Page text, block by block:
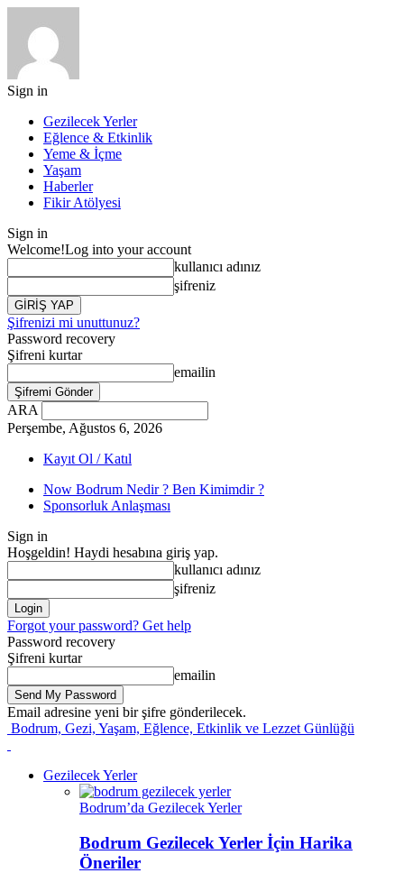
Sign in
Gezilecek Yerler
Eğlence & Etkinlik
Yeme & İçme
Yaşam
Haberler
Fikir Atölyesi
Sign in
Welcome!Log into your account
kullanıcı adınız
şifreniz
Şifrenizi mi unuttunuz?
Password recovery
Şifreni kurtar
emailin
ARA
Perşembe, Ağustos 6, 2026
Kayıt Ol / Katıl
Now Bodrum Nedir ? Ben Kimimdir ?
Sponsorluk Anlaşması
Sign in
Hoşgeldin! Haydi hesabına giriş yap.
kullanıcı adınız
şifreniz
Forgot your password? Get help
Password recovery
Şifreni kurtar
emailin
Email adresine yeni bir şifre gönderilecek.
Bodrum, Gezi, Yaşam, Eğlence, Etkinlik ve Lezzet Günlüğü
Gezilecek Yerler
Bodrum’da Gezilecek Yerler
Bodrum Gezilecek Yerler İçin Harika
Öneriler